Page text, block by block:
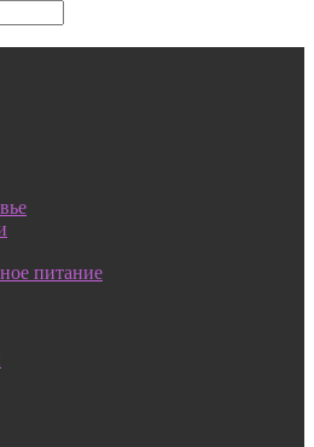
питание